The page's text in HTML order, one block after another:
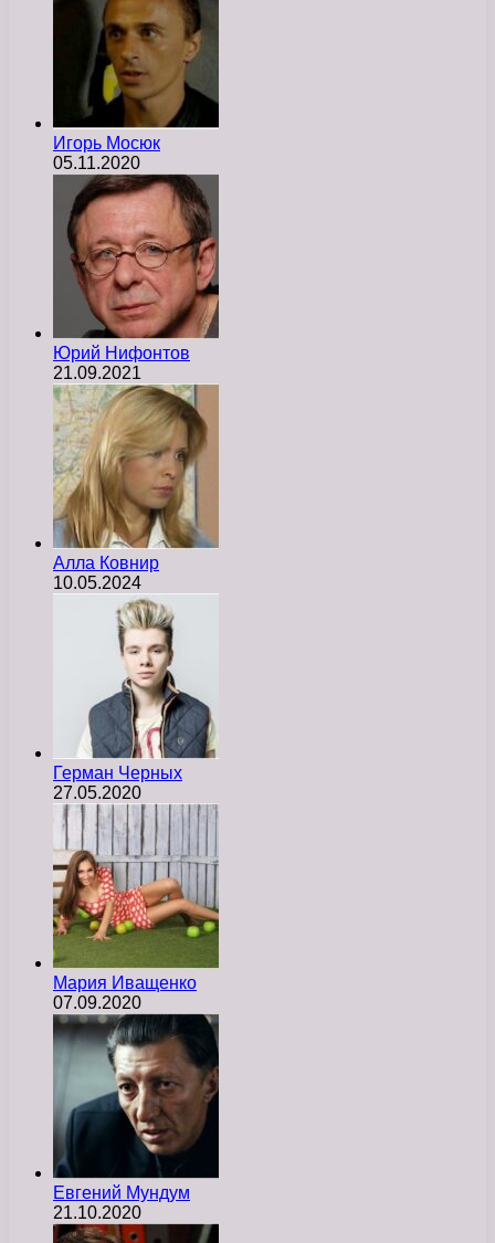
Игорь Мосюк
05.11.2020
Юрий Нифонтов
21.09.2021
Алла Ковнир
10.05.2024
Герман Черных
27.05.2020
Мария Иващенко
07.09.2020
Евгений Мундум
21.10.2020